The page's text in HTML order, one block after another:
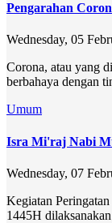
Pengarahan
Wednesday, 05
Corona, atau yang
berbahaya dengan
Umum
Isra Mi'raj Nabi
Wednesday, 07
Kegiatan
1445H